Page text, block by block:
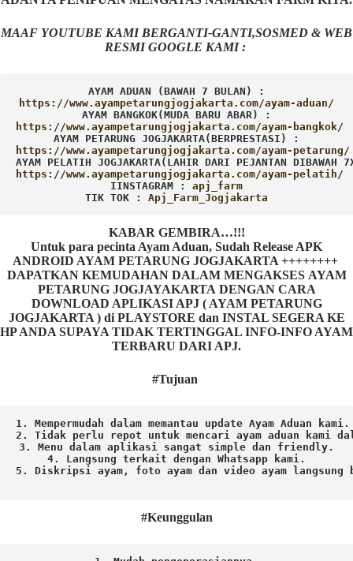
MAAF YOUTUBE KAMI BERGANTI-GANTI,SOSMED & WEB
RESMI GOOGLE KAMI :
AYAM ADUAN (BAWAH 7 BULAN) :
AYAM BANGKOK(MUDA BARU ABAR) :
AYAM PETARUNG JOGJAKARTA(BERPRESTASI) :
AYAM PELATIH JOGJAKARTA(LAHIR DARI PEJANTAN DIBAWAH
IINSTAGRAM :
TIK TOK : Apj_Farm_Jogjakarta
KABAR GEMBIRA…!!!
Untuk para pecinta Ayam Aduan, Sudah Release APK
ANDROID AYAM PETARUNG JOGJAKARTA ++++++++
DAPATKAN KEMUDAHAN DALAM MENGAKSES AYAM
PETARUNG JOGJAYAKARTA DENGAN CARA
DOWNLOAD APLIKASI APJ ( AYAM PETARUNG
JOGJAKARTA ) di PLAYSTORE dan INSTAL SEGERA KE
HP ANDA SUPAYA TIDAK TERTINGGAL INFO-INFO AYAM
TERBARU DARI APJ.
#Tujuan
1. Mempermudah dalam memantau update Ayam Aduan kami.
2. Tidak perlu repot untuk mencari ayam aduan kami
3. Menu dalam aplikasi sangat simple dan friendly.
4. Langsung terkait dengan Whatsapp kami.
5. Diskripsi ayam, foto ayam dan video ayam
#Keunggulan